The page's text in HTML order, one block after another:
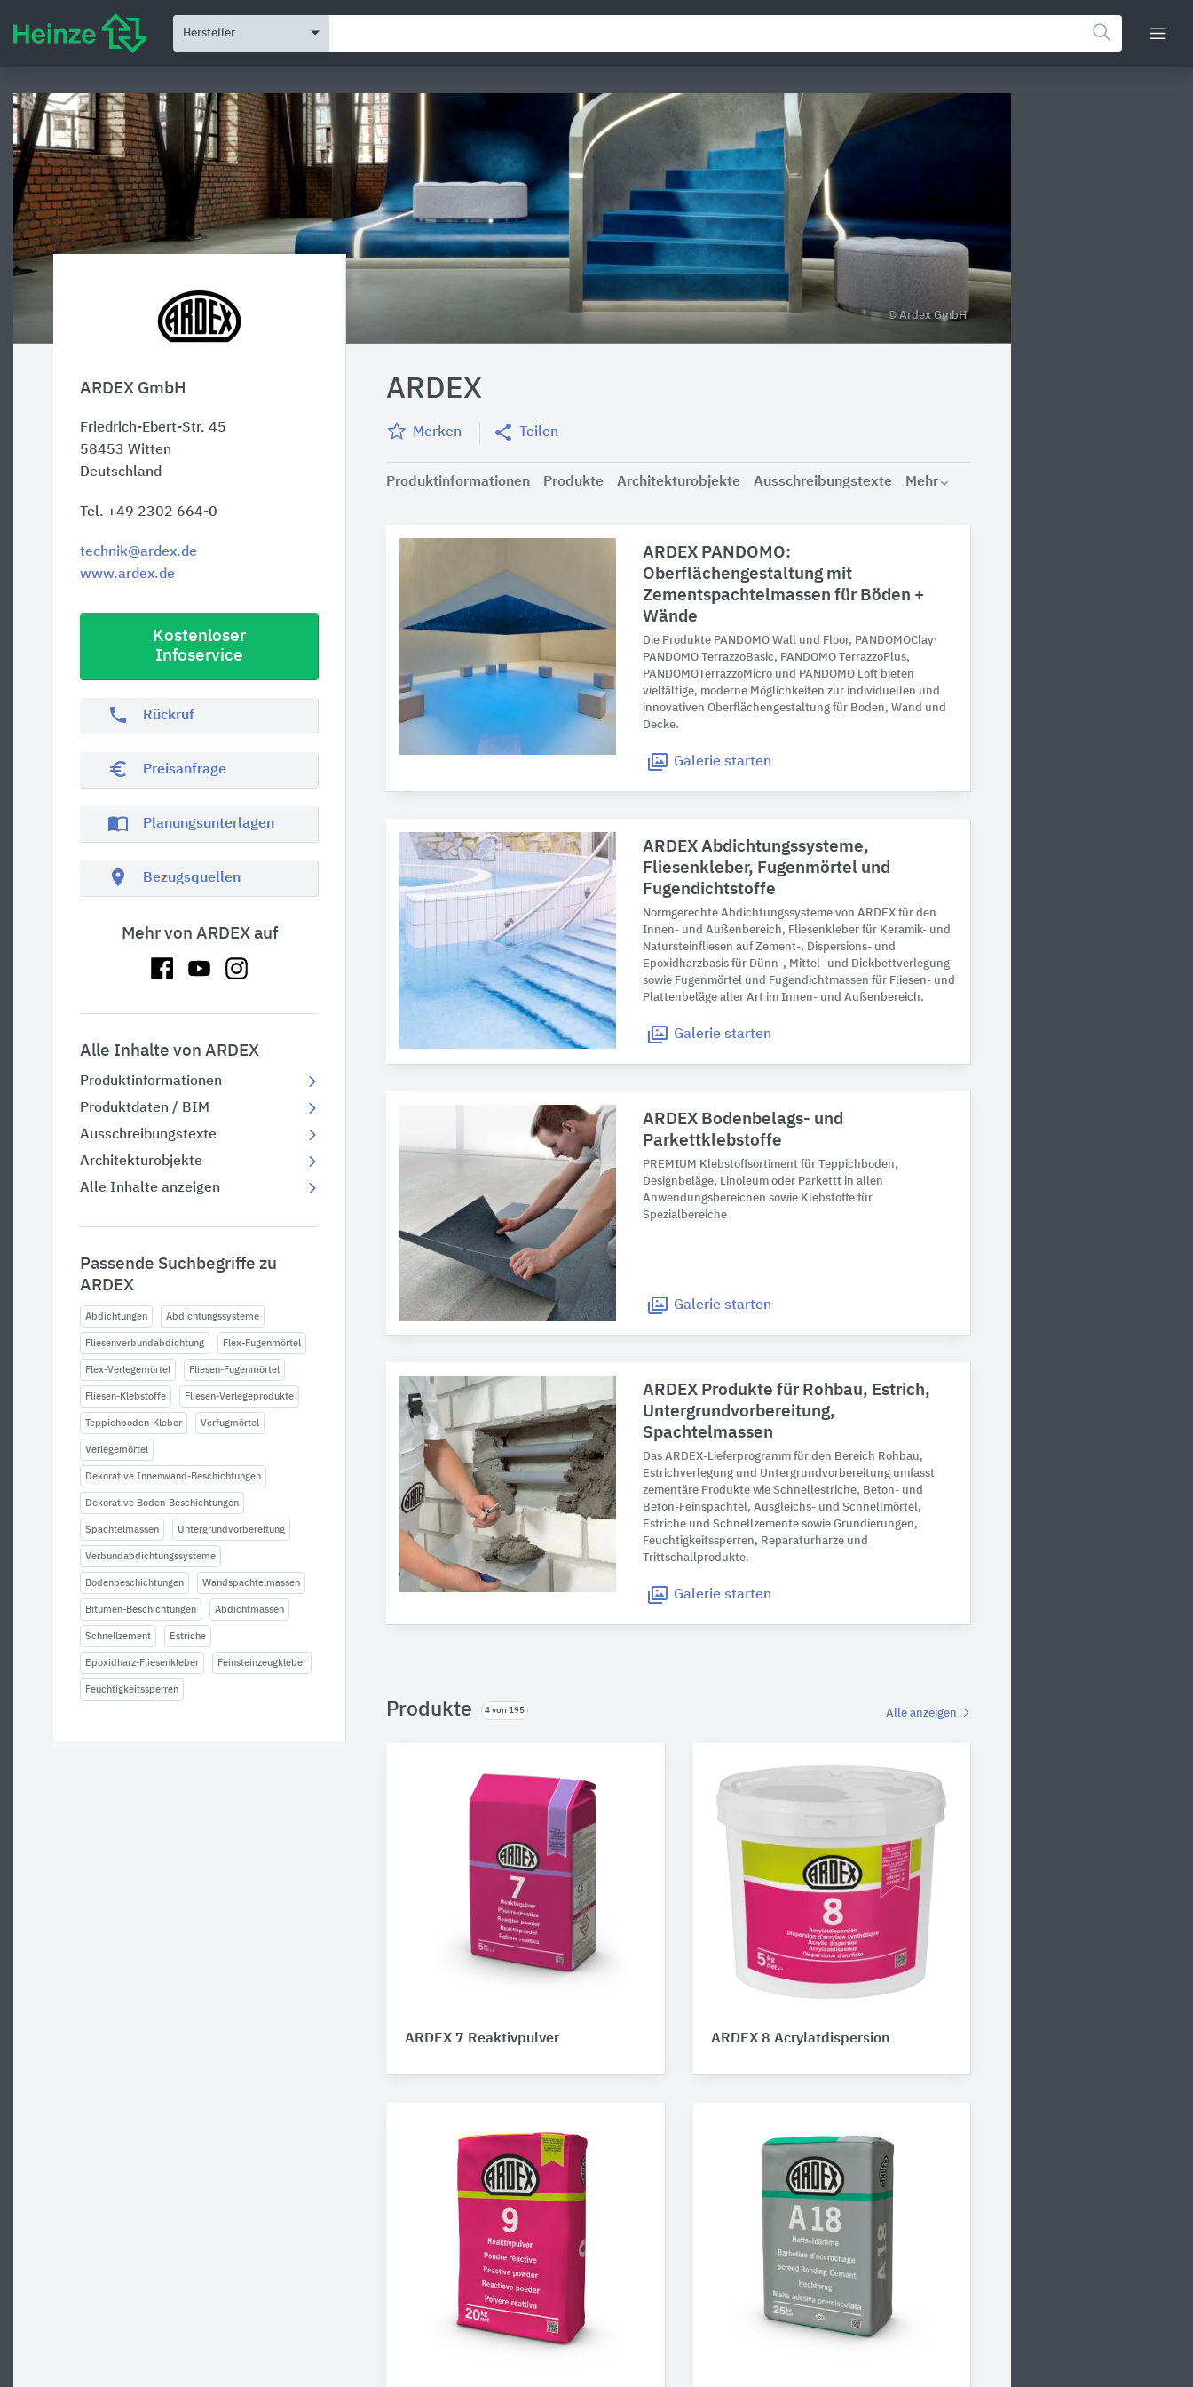
Hersteller
© Ardex GmbH
ARDEX GmbH
Friedrich-Ebert-Str. 45
58453 Witten
Deutschland
Tel. +49 2302 664-0
technik@ardex.de
www.ardex.de
Kostenloser
Infoservice
phone Rückruf
euro_symbol Preisanfrage
import_contacts Planungsunterlagen
location_on Bezugsquellen
Mehr von ARDEX auf
Alle Inhalte von ARDEX
Produktinformationen
Produktdaten / BIM
Ausschreibungstexte
Architekturobjekte
Alle Inhalte anzeigen
Passende Suchbegriffe zu
ARDEX
Abdichtungen Abdichtungssysteme
Fliesenverbundabdichtung Flex-Fugenmörtel
Flex-Verlegemörtel Fliesen-Fugenmörtel
Fliesen-Klebstoffe Fliesen-Verlegeprodukte
Teppichboden-Kleber Verfugmörtel
Verlegemörtel
Dekorative Innenwand-Beschichtungen
Dekorative Boden-Beschichtungen
Spachtelmassen Untergrundvorbereitung
Verbundabdichtungssysteme
Bodenbeschichtungen Wandspachtelmassen
Bitumen-Beschichtungen Abdichtmassen
Schnellzement Estriche
Epoxidharz-Fliesenkleber Feinsteinzeugkleber
Feuchtigkeitssperren
ARDEX
Merken Teilen
Produktinformationen Produkte Architekturobjekte Ausschreibungstexte Mehr
ARDEX PANDOMO:
Oberflächengestaltung mit
Zementspachtelmassen für Böden +
Wände
Die Produkte PANDOMO Wall und Floor, PANDOMOClay,
PANDOMO TerrazzoBasic, PANDOMO TerrazzoPlus,
PANDOMOTerrazzoMicro und PANDOMO Loft bieten
vielfältige, moderne Möglichkeiten zur individuellen und
innovativen Oberflächengestaltung für Boden, Wand und
Decke.
Galerie starten
ARDEX Abdichtungssysteme,
Fliesenkleber, Fugenmörtel und
Fugendichtstoffe
Normgerechte Abdichtungssysteme von ARDEX für den
Innen- und Außenbereich, Fliesenkleber für Keramik- und
Natursteinfliesen auf Zement-, Dispersions- und
Epoxidharzbasis für Dünn-, Mittel- und Dickbettverlegung
sowie Fugenmörtel und Fugendichtmassen für Fliesen- und
Plattenbeläge aller Art im Innen- und Außenbereich.
Galerie starten
ARDEX Bodenbelags- und
Parkettklebstoffe
PREMIUM Klebstoffsortiment für Teppichboden,
Designbeläge, Linoleum oder Parkettt in allen
Anwendungsbereichen sowie Klebstoffe für
Spezialbereiche
Galerie starten
ARDEX Produkte für Rohbau, Estrich,
Untergrundvorbereitung,
Spachtelmassen
Das ARDEX-Lieferprogramm für den Bereich Rohbau,
Estrichverlegung und Untergrundvorbereitung umfasst
zementäre Produkte wie Schnellestriche, Beton- und
Beton-Feinspachtel, Ausgleichs- und Schnellmörtel,
Estriche und Schnellzemente sowie Grundierungen,
Feuchtigkeitssperren, Reparaturharze und
Trittschallprodukte.
Galerie starten
Produkte 4 von 195 Alle anzeigen
ARDEX 7 Reaktivpulver ARDEX 8 Acrylatdispersion